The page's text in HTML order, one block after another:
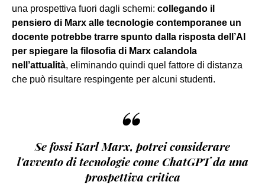
una prospettiva fuori dagli schemi: collegando il
pensiero di Marx alle tecnologie contemporanee un
docente potrebbe trarre spunto dalla risposta dell’AI
per spiegare la filosofia di Marx calandola
nell’attualità, eliminando quindi quel fattore di distanza
che può risultare respingente per alcuni studenti.
“
Se fossi Karl Marx, potrei considerare
l'avvento di tecnologie come ChatGPT da una
prospettiva critica